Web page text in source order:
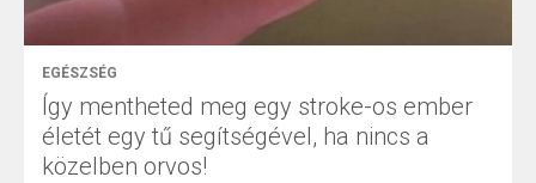
EGÉSZSÉG
Így mentheted meg egy stroke-os ember
életét egy tű segítségével, ha nincs a
közelben orvos!